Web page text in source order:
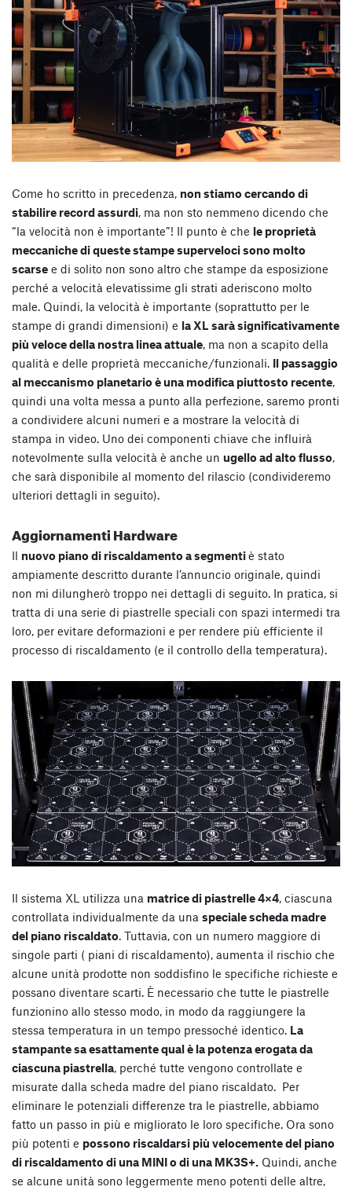
Come ho scritto in precedenza, non stiamo cercando di
stabilire record assurdi, ma non sto nemmeno dicendo che
“la velocità non è importante”! Il punto è che le proprietà
meccaniche di queste stampe superveloci sono molto
scarse e di solito non sono altro che stampe da esposizione
perché a velocità elevatissime gli strati aderiscono molto
male. Quindi, la velocità è importante (soprattutto per le
stampe di grandi dimensioni) e la XL sarà significativamente
più veloce della nostra linea attuale, ma non a scapito della
qualità e delle proprietà meccaniche/funzionali. Il passaggio
al meccanismo planetario è una modifica piuttosto recente,
quindi una volta messa a punto alla perfezione, saremo pronti
a condividere alcuni numeri e a mostrare la velocità di
stampa in video. Uno dei componenti chiave che influirà
notevolmente sulla velocità è anche un ugello ad alto flusso,
che sarà disponibile al momento del rilascio (condivideremo
ulteriori dettagli in seguito).
Aggiornamenti Hardware
Il nuovo piano di riscaldamento a segmentiè stato
ampiamente descritto durante l’annuncio originale, quindi
non mi dilungherò troppo nei dettagli di seguito. In pratica, si
tratta di una serie di piastrelle speciali con spazi intermedi tra
loro, per evitare deformazioni e per rendere più efficiente il
processo di riscaldamento (e il controllo della temperatura).
Il sistema XL utilizza una matrice di piastrelle 4×4 , ciascuna
controllata individualmente da una speciale scheda madre
del piano riscaldato . Tuttavia, con un numero maggiore di
singole parti ( piani di riscaldamento), aumenta il rischio che
alcune unità prodotte non soddisfino le specifiche richieste e
possano diventare scarti. È necessario che tutte le piastrelle
funzionino allo stesso modo, in modo da raggiungere la
stessa temperatura in un tempo pressoché identico. La
stampante sa esattamente qual è la potenza erogata da
ciascuna piastrella , perché tutte vengono controllate e
misurate dalla scheda madre del piano riscaldato. Per
eliminare le potenziali differenze tra le piastrelle, abbiamo
fatto un passo in più e migliorato le loro specifiche. Ora sono
più potenti e possono riscaldarsi più velocemente del piano
di riscaldamento di una MINI o di una MK3S+. Quindi, anche
se alcune unità sono leggermente meno potenti delle altre,